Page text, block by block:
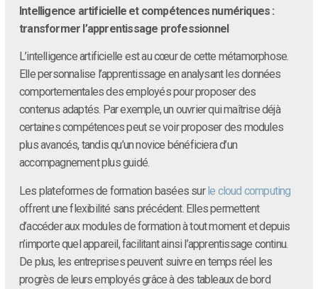
Intelligence artificielle et compétences numériques :
transformer l’apprentissage professionnel
L’intelligence artificielle est au cœur de cette métamorphose.
Elle personnalise l’apprentissage en analysant les données
comportementales des employés pour proposer des
contenus adaptés. Par exemple, un ouvrier qui maîtrise déjà
certaines compétences peut se voir proposer des modules
plus avancés, tandis qu’un novice bénéficiera d’un
accompagnement plus guidé.
Les plateformes de formation basées surle cloud computing
offrent une flexibilité sans précédent. Elles permettent
d’accéder aux modules de formation à tout moment et depuis
n’importe quel appareil, facilitant ainsi l’apprentissage continu.
De plus, les entreprises peuvent suivre en temps réel les
progrès de leurs employés grâce à des tableaux de bord